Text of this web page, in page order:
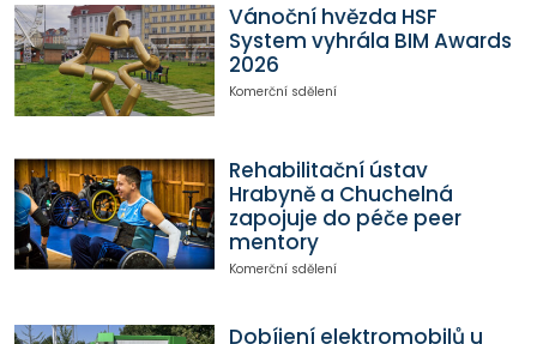
Vánoční hvězda HSF
System vyhrála BIM Awards
2026
Komerční sdělení
Rehabilitační ústav
Hrabyně a Chuchelná
zapojuje do péče peer
mentory
Komerční sdělení
Dobíjení elektromobilů u